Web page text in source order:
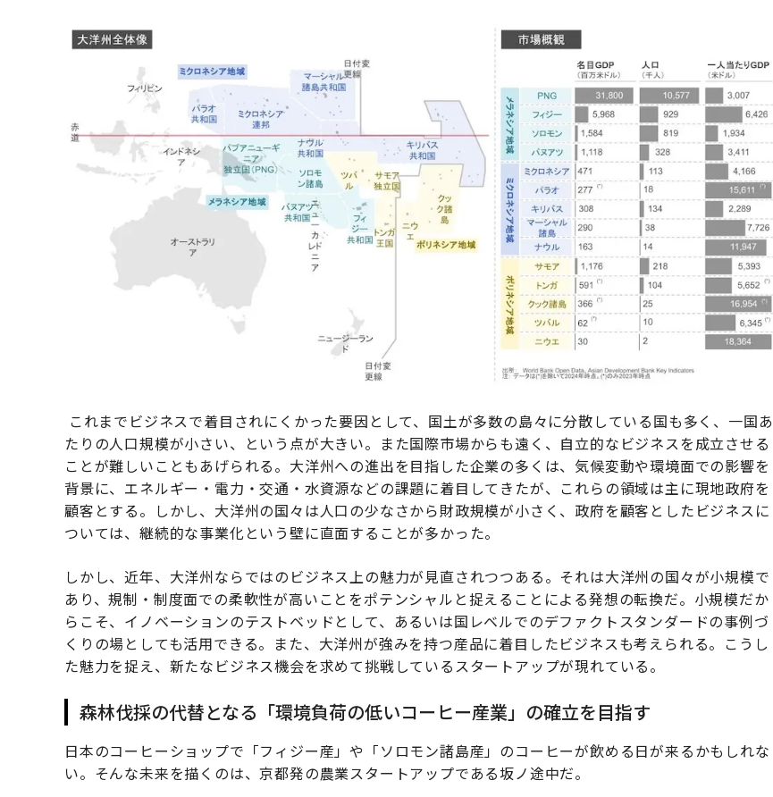
これまでビジネスで着目されにくかった要因として、国土が多数の島々に分散している国も多く、一国あ
たりの人口規模が小さい、という点が大きい。また国際市場からも遠く、自立的なビジネスを成立させる
ことが難しいこともあげられる。大洋州への進出を目指した企業の多くは、気候変動や環境面での影響を
背景に、エネルギー・電力・交通・水資源などの課題に着目してきたが、これらの領域は主に現地政府を
顧客とする。しかし、大洋州の国々は人口の少なさから財政規模が小さく、政府を顧客としたビジネスに
ついては、継続的な事業化という壁に直面することが多かった。
しかし、近年、大洋州ならではのビジネス上の魅力が見直されつつある。それは大洋州の国々が小規模で
あり、規制・制度面での柔軟性が高いことをポテンシャルと捉えることによる発想の転換だ。小規模だか
らこそ、イノベーションのテストベッドとして、あるいは国レベルでのデファクトスタンダードの事例づ
くりの場としても活用できる。また、大洋州が強みを持つ産品に着目したビジネスも考えられる。こうし
た魅力を捉え、新たなビジネス機会を求めて挑戦しているスタートアップが現れている。
森林伐採の代替となる「環境負荷の低いコーヒー産業」の確立を目指す
日本のコーヒーショップで「フィジー産」や「ソロモン諸島産」のコーヒーが飲める日が来るかもしれな
い。そんな未来を描くのは、京都発の農業スタートアップである坂ノ途中だ。